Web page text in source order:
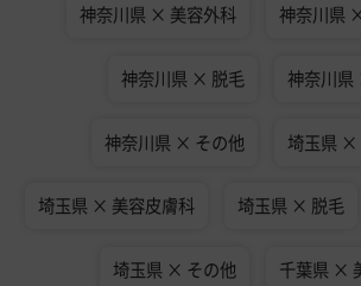
神奈川県 × 美容外科 神奈川県
神奈川県 × 脱毛 神奈川県
神奈川県 × その他 埼玉県 ×
埼玉県 × 美容皮膚科 埼玉県 × 脱毛
埼玉県 × その他 千葉県 ×